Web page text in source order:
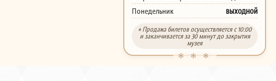
Понедельник выходной
* Продажа билетов осуществляется с 10:00
и заканчивается за 30 минут до закрытия
музея